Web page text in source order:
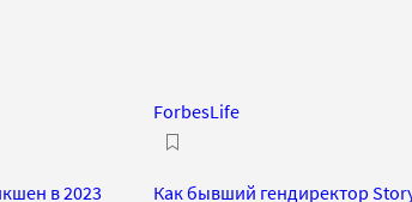
в 2023
ForbesLife
Как бывший гендиректор